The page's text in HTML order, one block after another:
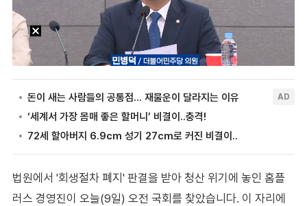
법원에서 '회생절차 폐지' 판결을 받아 청산 위기에 놓인 홈플
러스 경영진이 오늘(9일) 오전 국회를 찾았습니다. 이 자리에